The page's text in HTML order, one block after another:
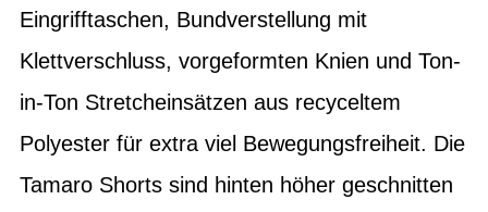
Eingrifftaschen, Bundverstellung mit
Klettverschluss, vorgeformten Knien und Ton-
in-Ton Stretcheinsätzen aus recyceltem
Polyester für extra viel Bewegungsfreiheit. Die
Tamaro Shorts sind hinten höher geschnitten